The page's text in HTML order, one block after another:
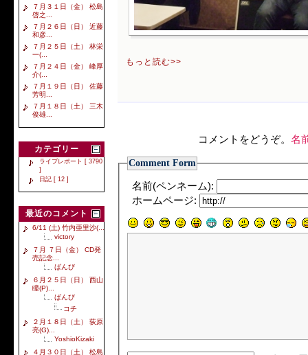
７月３１日（金） 松島
啓之...
７月２６日（日） 近藤
和彦...
７月２５日（土） 林栄
一(...
７月２４日（金） 峰厚
介(...
７月１９日（日） 佐藤
芳明...
７月１８日（土） 三木
俊雄...
カテゴリー
ライブレポート [ 3790
]
日記 [ 12 ]
最近のコメント
6/11 (土) 竹内亜里沙(...
victory
７月 ７日（金） CD発
売記念...
ばんび
６月２５日（日） 西山
瞳(P)...
ばんび
コチ
２月１８日（土） 荻原
亮(G)...
YoshioKizaki
４月３０日（土） 松島
もっと読む>>
コメントをどうぞ。 名
Comment Form
名前(ペンネーム):
ホームページ: